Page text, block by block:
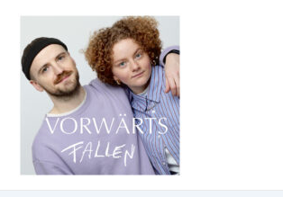
springen